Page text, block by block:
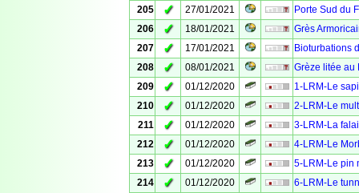
205
✓ 27/01/2021
Porte Sud du
206
✓ 18/01/2021
Grès
207
✓ 17/01/2021
Bioturbations
208
✓ 08/01/2021
Grèze litée au
209
✓ 01/12/2020
1-LRM-Le
210
✓ 01/12/2020
2-LRM-Le
211
✓ 01/12/2020
3-LRM-La
212
✓ 01/12/2020
4-LRM-Le
213
✓ 01/12/2020
5-LRM-Le pin
214
✓ 01/12/2020
6-LRM-Le